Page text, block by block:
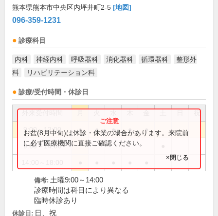
熊本県熊本市中央区内坪井町2-5 [地図]
096-359-1231
診療科目
内科 神経内科 呼吸器科 消化器科 循環器科
整形外
科
リハビリテーション科
診療/受付時間・休診日
祝
9:00～13:00 ● ● ● ● ●
9:00～14:00
お盆(8月中旬)は休診・休業の場合があります。来院前
に必ず医療機関に直接ご確認ください。
×閉じる
備考: 土曜9:00～14:00
診療時間は科目により異なる
臨時休診あり
休診日: 日、祝